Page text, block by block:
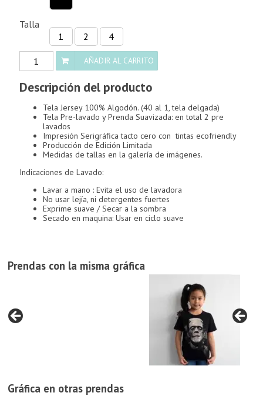
Talla
1
2
4
German
Monster
AÑADIR AL CARRITO
Descripción del producto
Tela Jersey 100% Algodón. (40 al 1, tela delgada)
Tela Pre-lavado y Prenda Suavizada: en total 2 pre
lavados
Impresión Serigráfica tacto cero con tintas ecofriendly
Producción de Edición Limitada
Medidas de tallas en la galería de imágenes.
Indicaciones de Lavado:
Lavar a mano : Evita el uso de lavadora
No usar lejía, ni detergentes fuertes
Exprime suave / Secar a la sombra
Secado en maquina: Usar en ciclo suave
Prendas con la misma gráfica
Gráfica en otras prendas